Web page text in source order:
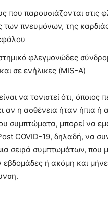
που παρουσιάζονται στις
των πνευμόνων, της
φλεγμονώδες
σε ενήλικες (MIS-A)
να τονιστεί ότι, όποιος
αν η ασθένεια ήταν ήπια ή
συμπτώματα, μπορεί να
COVID-19, δηλαδή, να
σειρά συμπτωμάτων, που
εβδομάδες ή ακόμη και